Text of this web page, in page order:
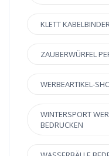
KLETT
ZAUBERWÜRFEL
WERBEARTIKEL-
WINTERSPORT
BEDRUCKEN